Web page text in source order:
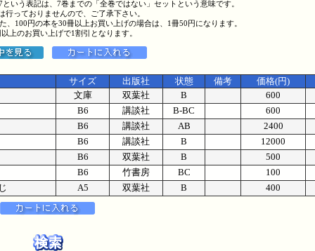
いう表記は、7巻までの「全巻ではない」セットという意味です。
行っておりませんので、ご了承下さい。
、100円の本を30冊以上お買い上げの場合は、1冊50円になります。
上のお買い上げで1割引となります。
サイズ 出版社 状態 備考 価格(円)
文庫 双葉社 B 600
B6 講談社 B-BC 600
B6 講談社 AB 2400
B6 講談社 B 12000
B6 双葉社 B 500
B6 竹書房 BC 100
A5 双葉社 B 400